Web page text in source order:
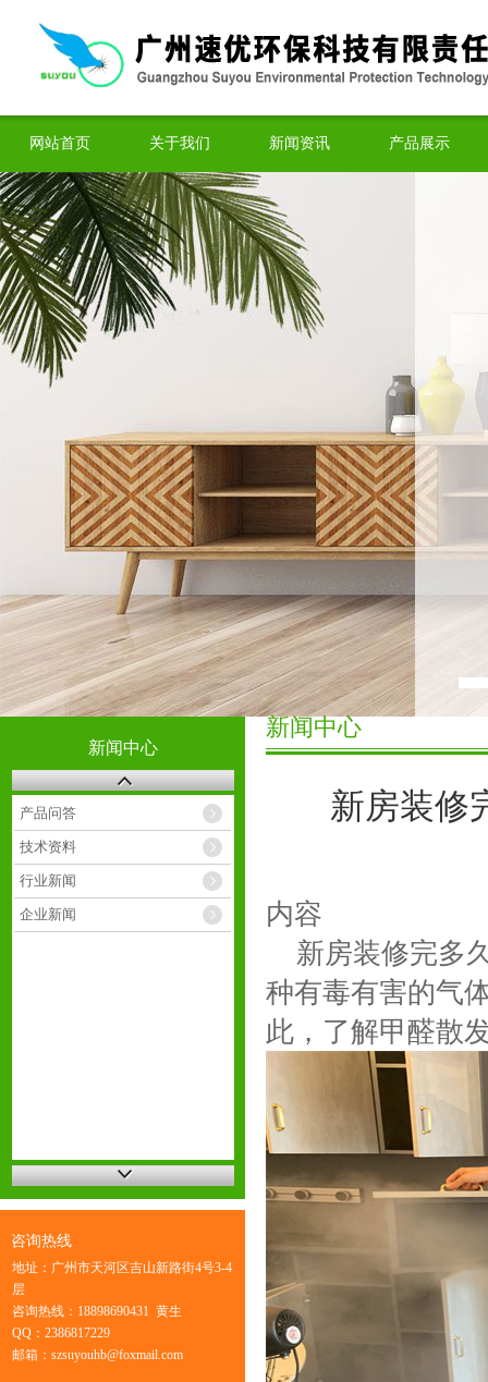
网站首页 关于我们 新闻资讯 产品展示
新闻中心
产品问答
技术资料
行业新闻
企业新闻
咨询热线
地址：广州市天河区吉山新路街4号3-4
层
咨询热线：18898690431 黄生
QQ：2386817229
邮箱：szsuyouhb@foxmail.com
新闻中心
新房装修
内容
新房装修完多
种有毒有害的气
此，了解甲醛散